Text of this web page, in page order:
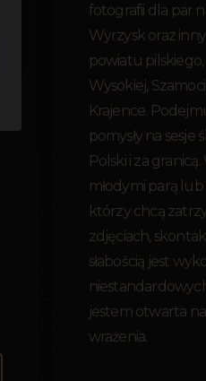
fotografii dla par
Wyrzysk oraz
powiatu pilskiego,
Wysokiej,
Krajence.
pomysły na
Polski i za
młodymi parą
którzy chcą
zdjęciach,
słabością jest
jestem otwarta
wrażenia.